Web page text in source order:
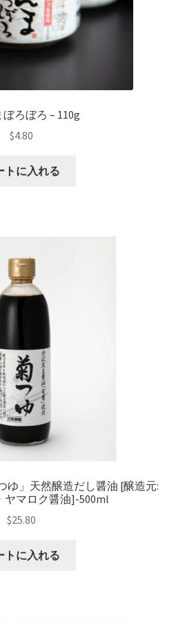
ろぼろ – 110g
$4.80
トに入れる
ゆ」天然醸造だし醤油 [醸造元:
ヤマロク醤油]-500ml
$25.80
トに入れる